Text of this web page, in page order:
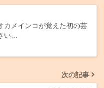
カメインコが覚えた初の芸
い…
次の記事